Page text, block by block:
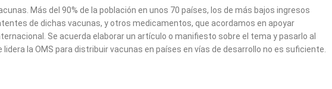
Más del 90% de la población en unos 70 países, los de más bajos ingresos
de dichas vacunas, y otros medicamentos, que acordamos en apoyar
Se acuerda elaborar un artículo o manifiesto sobre el tema y pasarlo al
la OMS para distribuir vacunas en países en vías de desarrollo no es suficiente.